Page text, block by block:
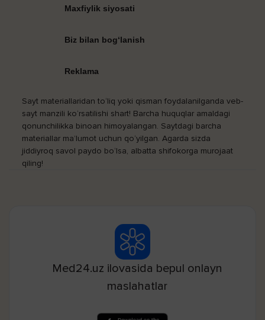
Maxfiylik siyosati
Biz bilan bog‘lanish
Reklama
Sayt materiallaridan to‘liq yoki qisman foydalanilganda veb-
sayt manzili ko‘rsatilishi shart! Barcha huquqlar amaldagi
qonunchilikka binoan himoyalangan. Saytdagi barcha
materiallar ma’lumot uchun qo‘yilgan. Agarda sizda
jiddiyroq savol paydo bo‘lsa, albatta shifokorga murojaat
qiling!
Med24.uz ilovasida bepul onlayn
maslahatlar